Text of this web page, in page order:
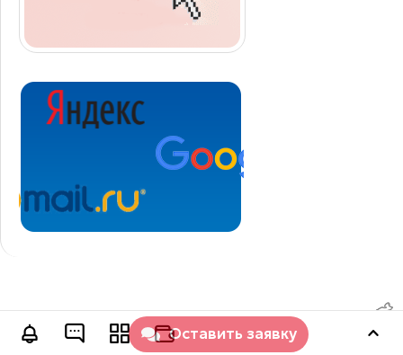
Оставить заявку